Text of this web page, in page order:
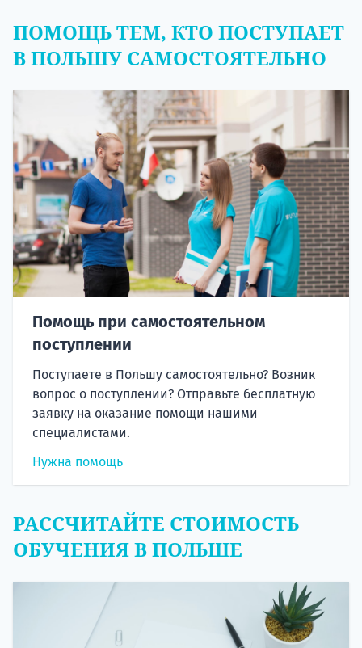
ПОМОЩЬ ТЕМ, КТО ПОСТУПАЕТ
В ПОЛЬШУ САМОСТОЯТЕЛЬНО
Помощь при самостоятельном
поступлении
Поступаете в Польшу самостоятельно? Возник
вопрос о поступлении? Отправьте бесплатную
заявку на оказание помощи нашими
специалистами.
Нужна помощь
РАССЧИТАЙТЕ СТОИМОСТЬ
ОБУЧЕНИЯ В ПОЛЬШЕ